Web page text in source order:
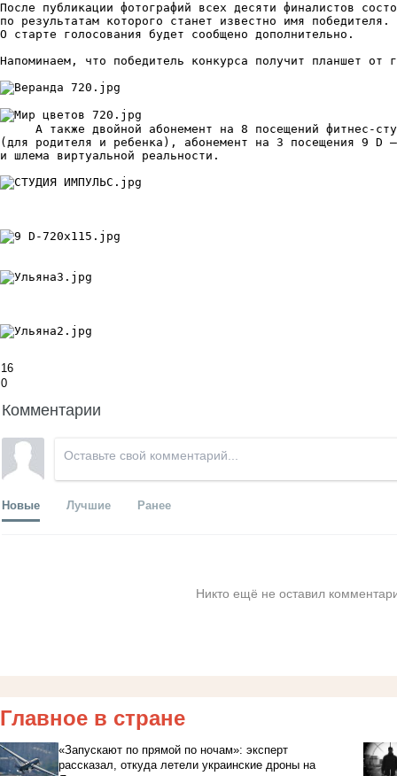
После публикации фотографий всех десяти финалистов
по результатам которого станет известно имя победителя.
О старте голосования будет сообщено дополнительно.
Напоминаем, что победитель конкурса получит планшет от
А также двойной абонемент на 8 посещений фитнес-
(для родителя и ребенка), абонемент на 3 посещения 9 D –
и шлема виртуальной реальности.
16
0
Комментарии
Новые Лучшие Ранее
Никто ещё не оставил
Главное в стране
«Запускают по прямой по ночам»: эксперт
рассказал, откуда летели украинские дроны на